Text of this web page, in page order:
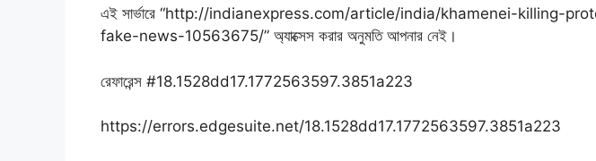
এই সার্ভারে “http://indianexpress.com/article/india/khamenei-killing-
fake-news-10563675/” অ্যাক্সেস করার অনুমতি আপনার নেই।
রেফারেন্স #18.1528dd17.1772563597.3851a223
https://errors.edgesuite.net/18.1528dd17.1772563597.3851a223